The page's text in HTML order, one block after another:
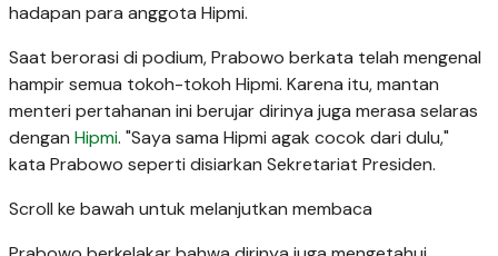
hadapan para anggota Hipmi.
Saat berorasi di podium, Prabowo berkata telah mengenal
hampir semua tokoh-tokoh Hipmi. Karena itu, mantan
menteri pertahanan ini berujar dirinya juga merasa selaras
dengan Hipmi. "Saya sama Hipmi agak cocok dari dulu,"
kata Prabowo seperti disiarkan Sekretariat Presiden.
Scroll ke bawah untuk melanjutkan membaca